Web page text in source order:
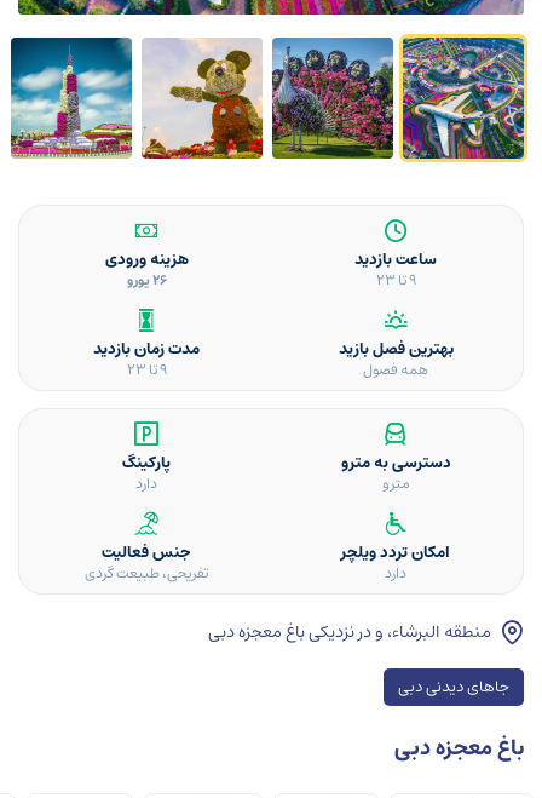
ساعت بازدید
9 تا ۲۳
هزینه ورودی
26 یورو
بهترین فصل بازید
همه فصول
مدت زمان بازدید
9 تا ۲۳
دسترسی به مترو
مترو
پارکینگ
دارد
امکان تردد ویلچر
دارد
جنس فعالیت
تفریحی، طبیعت گردی
منطقه البرشاء، و در نزدیکی باغ معجزه دبی
جاهای دیدنی دبی
باغ معجزه دبی